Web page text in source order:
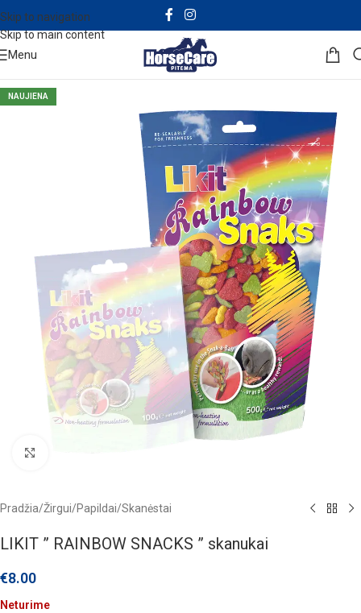
Skip to navigation
Skip to main content
Menu
NAUJIENA
Pradžia/Žirgui/Papildai/Skanėstai
LIKIT ” RAINBOW SNACKS ” skanukai
€8.00
Neturime